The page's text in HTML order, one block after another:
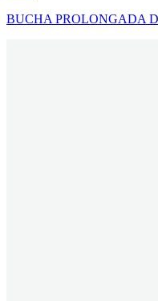
BUCHA PROLONGADA